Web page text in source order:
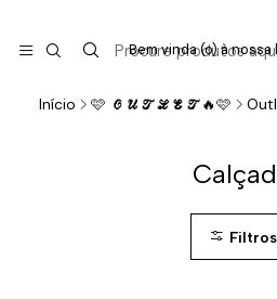
Bem vinda (o) à
Início 🩷 𝓞𝓤𝓣𝓛𝓔𝓣🔥🩷
Filtros